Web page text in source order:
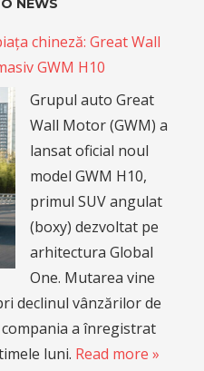
NEWS
chineză: Great Wall
GWM H10
Grupul auto Great
Wall Motor (GWM) a
lansat oficial noul
model GWM H10,
primul SUV angulat
(boxy) dezvoltat pe
arhitectura Global
One. Mutarea vine
declinul vânzărilor de
a înregistrat
luni. Read more »